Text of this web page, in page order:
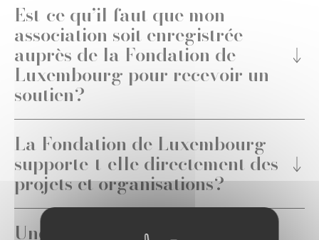
Est-ce qu’il faut que mon
association soit enregistrée
auprès de la Fondation de
Luxembourg pour recevoir un
soutien?
La Fondation de Luxembourg
supporte-t-elle directement des
projets et organisations?
Une fondation abritée sous